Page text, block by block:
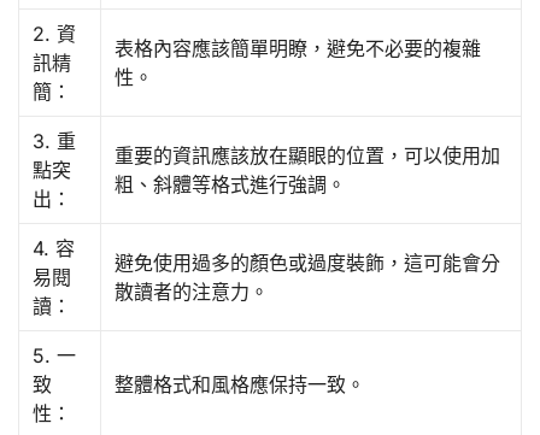
2. 資
訊精
簡：
表格內容應該簡單明瞭，避免不必要的複雜
性。
3. 重
點突
出：
重要的資訊應該放在顯眼的位置，可以使用加
粗、斜體等格式進行強調。
4. 容
易閱
讀：
避免使用過多的顏色或過度裝飾，這可能會分
散讀者的注意力。
5. 一
致
性：
整體格式和風格應保持一致。